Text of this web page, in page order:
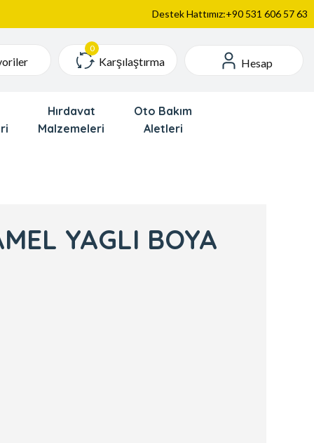
Destek Hattımız:+90 531 606 57 63
Karşılaştırma Hesap
Hırdavat
Malzemeleri
Oto Bakım
Aletleri
YAGLI BOYA